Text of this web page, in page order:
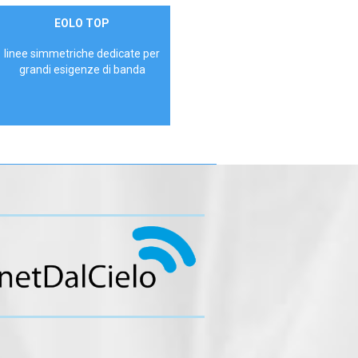
ContattaciEOLO TOP
linee simmetriche dedicate per
grandi esigenze di banda